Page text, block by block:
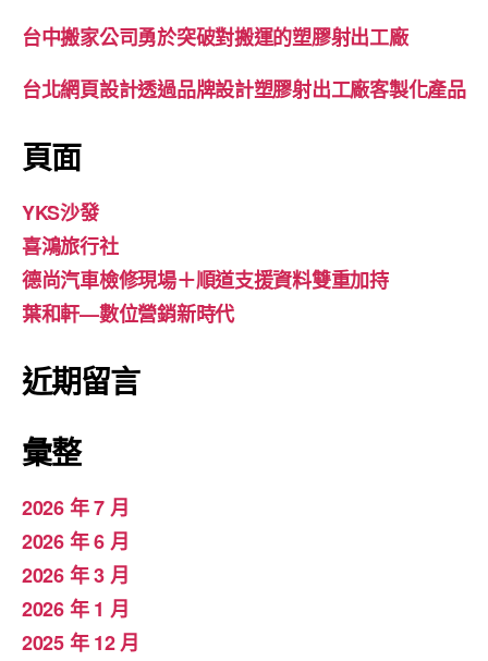
台中搬家公司勇於突破對搬運的塑膠射出工廠
台北網頁設計透過品牌設計塑膠射出工廠客製化產品
頁面
YKS沙發
喜鴻旅行社
德尚汽車檢修現場＋順道支援資料雙重加持
葉和軒—數位營銷新時代
近期留言
彙整
2026 年 7 月
2026 年 6 月
2026 年 3 月
2026 年 1 月
2025 年 12 月